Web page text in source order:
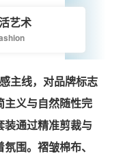
艺术
主线，对品牌标志
主义与自然随性完
通过精准剪裁与
围。褶皱棉布、